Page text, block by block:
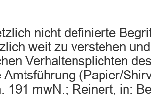
nicht definierte
weit zu verstehen
Verhaltensplichten
Amtsführung (Papier/
191 mwN.; Reinert, in: